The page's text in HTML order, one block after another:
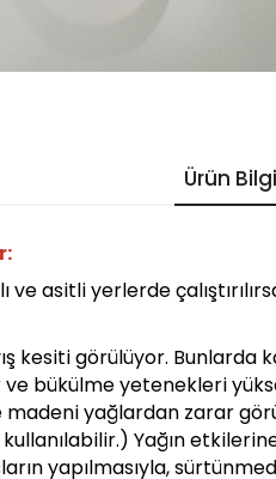
Ürün
ve asitli yerlerde
kesiti görülüyor. Bunlarda
bükülme yetenekleri
madeni yağlardan zarar
kullanılabilir.) Yağın
yapılmasıyla,